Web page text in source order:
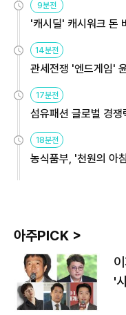
9분전
'캐시딜' 캐시워크 돈
14분전
관세전쟁 '엔드게임'
용해야
17분전
섬유패션 글로벌 경
원
18분전
농식품부, '천원의 아
아주PICK >
'